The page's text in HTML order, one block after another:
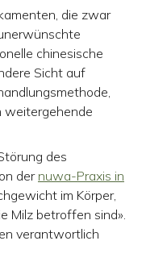
die zwar
chinesische
Sicht auf
weitergehende
des
der nuwa-Praxis in
im Körper,
Milz betroffen sind».
verantwortlich